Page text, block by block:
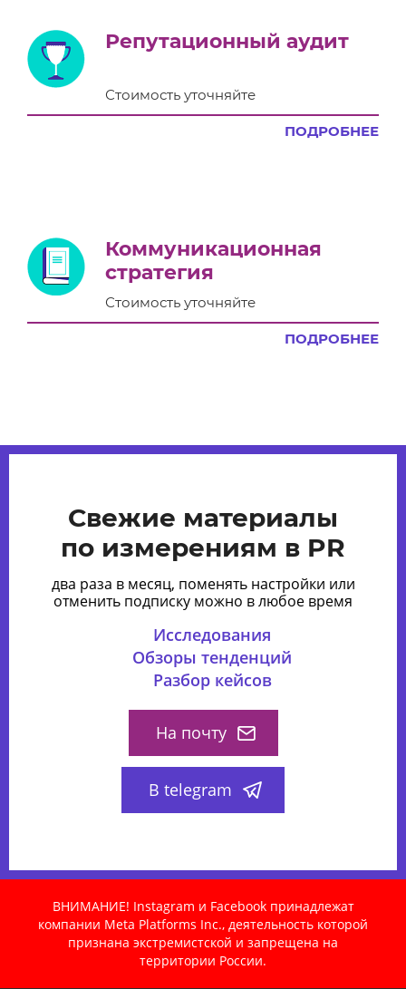
Репутационный аудит
Стоимость уточняйте
ПОДРОБНЕЕ
Коммуникационная
стратегия
Стоимость уточняйте
ПОДРОБНЕЕ
Свежие материалы
по измерениям в PR
два раза в месяц, поменять настройки или
отменить подписку можно в любое время
Исследования
Обзоры тенденций
Разбор кейсов
На почту
В telegram
ВНИМАНИЕ! Instagram и Facebook принадлежат
компании Meta Platforms Inc., деятельность которой
признана экстремистской и запрещена на
территории России.